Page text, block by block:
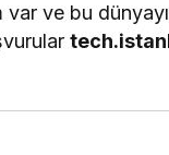
ve bu